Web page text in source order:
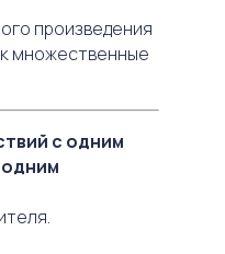
произведения
множественные
с одним